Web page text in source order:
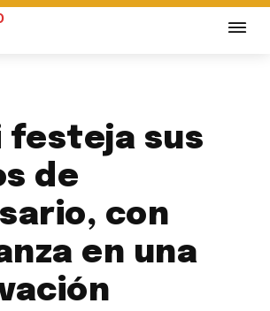
festeja sus
de
con
en una